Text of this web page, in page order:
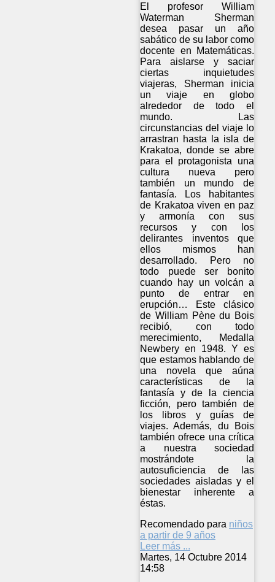
El profesor William
Waterman Sherman
desea pasar un año
sabático de su labor como
docente en Matemáticas.
Para aislarse y saciar
ciertas inquietudes
viajeras, Sherman inicia
un viaje en globo
alrededor de todo el
mundo. Las
circunstancias del viaje lo
arrastran hasta la isla de
Krakatoa, donde se abre
para el protagonista una
cultura nueva pero
también un mundo de
fantasía. Los habitantes
de Krakatoa viven en paz
y armonía con sus
recursos y con los
delirantes inventos que
ellos mismos han
desarrollado. Pero no
todo puede ser bonito
cuando hay un volcán a
punto de entrar en
erupción… Este clásico
de William Pène du Bois
recibió, con todo
merecimiento, Medalla
Newbery en 1948. Y es
que estamos hablando de
una novela que aúna
características de la
fantasía y de la ciencia
ficción, pero también de
los libros y guías de
viajes. Además, du Bois
también ofrece una crítica
a nuestra sociedad
mostrándote la
autosuficiencia de las
sociedades aisladas y el
bienestar inherente a
éstas.
Recomendado para niños
a partir de 9 años
Leer más ...
Martes, 14 Octubre 2014
14:58